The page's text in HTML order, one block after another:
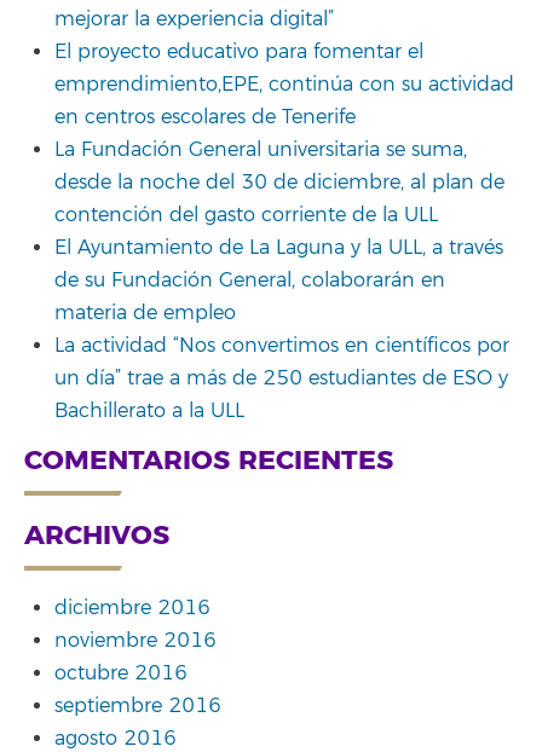
mejorar la experiencia digital”
El proyecto educativo para fomentar el
emprendimiento,EPE, continúa con su actividad
en centros escolares de Tenerife
La Fundación General universitaria se suma,
desde la noche del 30 de diciembre, al plan de
contención del gasto corriente de la ULL
El Ayuntamiento de La Laguna y la ULL, a través
de su Fundación General, colaborarán en
materia de empleo
La actividad “Nos convertimos en científicos por
un día” trae a más de 250 estudiantes de ESO y
Bachillerato a la ULL
COMENTARIOS RECIENTES
ARCHIVOS
diciembre 2016
noviembre 2016
octubre 2016
septiembre 2016
agosto 2016